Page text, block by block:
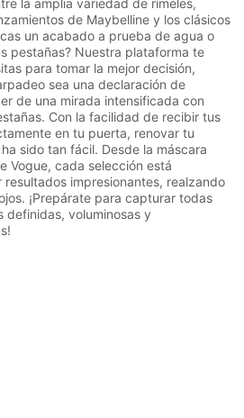
de Maybelline y los clásicos
un acabado a prueba de agua o
pestañas? Nuestra plataforma te
para tomar la mejor decisión,
sea una declaración de
de una mirada intensificada con
Con la facilidad de recibir tus
en tu puerta, renovar tu
sido tan fácil. Desde la máscara
Vogue, cada selección está
impresionantes, realzando
¡Prepárate para capturar todas
definidas, voluminosas y